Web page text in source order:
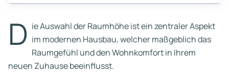
D ie Auswahl der Raumhöhe ist ein zentraler Aspekt
im modernen Hausbau, welcher maßgeblich das
Raumgefühl und den Wohnkomfort in Ihrem
neuen Zuhause beeinflusst.